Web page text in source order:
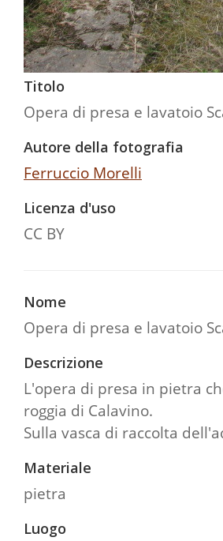
Titolo
Opera di presa e lavatoio
Autore della fotografia
Ferruccio Morelli
Licenza d'uso
CC BY
Nome
Opera di presa e lavatoio
Descrizione
L'opera di presa in pietra
roggia di Calavino.
Sulla vasca di raccolta
Materiale
pietra
Luogo